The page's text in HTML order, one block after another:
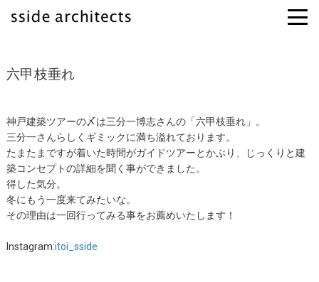
六甲枝垂れ
神戸建築ツアーの〆は三分一博志さんの「六甲枝垂れ」。
三分一さんらしくギミックに満ち溢れております。
たまたまですが着いた時間がガイドツアーとかぶり、じっくりと建
築コンセプトの詳細を聞く事ができました。
得した気分。
冬にもう一度来てみたいな。
その理由は一回行ってみる事をお薦めいたします！
Instagram:itoi_sside